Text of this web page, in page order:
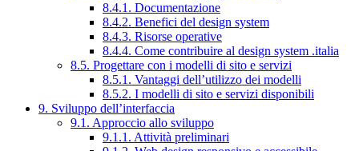
8.4.1. Documentazione
8.4.2. Benefici del design system
8.4.3. Risorse operative
8.4.4. Come contribuire al design system .italia
8.5. Progettare con i modelli di sito e servizi
8.5.1. Vantaggi dell’utilizzo dei modelli
8.5.2. I modelli di sito e servizi disponibili
9. Sviluppo dell’interfaccia
9.1. Approccio allo sviluppo
9.1.1. Attività preliminari